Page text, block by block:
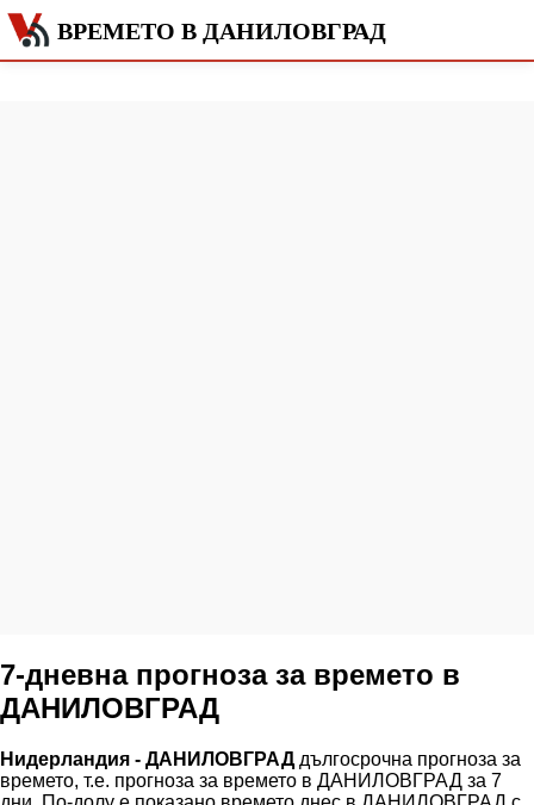
ВРЕМЕТО В ДАНИЛОВГРАД
7-дневна прогноза за времето в
ДАНИЛОВГРАД
Нидерландия - ДАНИЛОВГРАДдългосрочна прогноза за
времето, т.е. прогноза за времето в ДАНИЛОВГРАД за 7